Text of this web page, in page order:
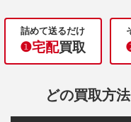
詰めて送るだけ
❶宅配買取
どの買取方